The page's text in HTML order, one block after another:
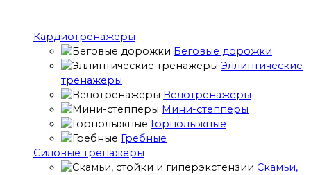
Кардиотренажеры
Беговые дорожки
Эллиптические
тренажеры
Велотренажеры
Мини-степперы
Горнолыжные
Гребные
Cиловые тренажеры
Скамьи,